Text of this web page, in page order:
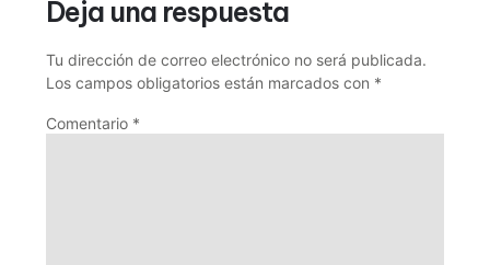
Deja una respuesta
Tu dirección de correo electrónico no será publicada.
Los campos obligatorios están marcados con *
Comentario *